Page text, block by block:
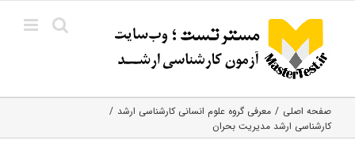
content
صفحه اصلی
معرفی گروه علوم انسانی کارشناسی ارشد
کارشناسی ارشد مدیریت بحران